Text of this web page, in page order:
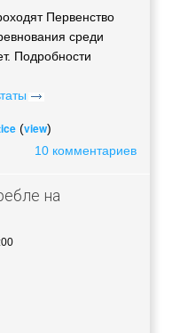
Первенство
среди
Подробности
(view)
10 комментариев
на